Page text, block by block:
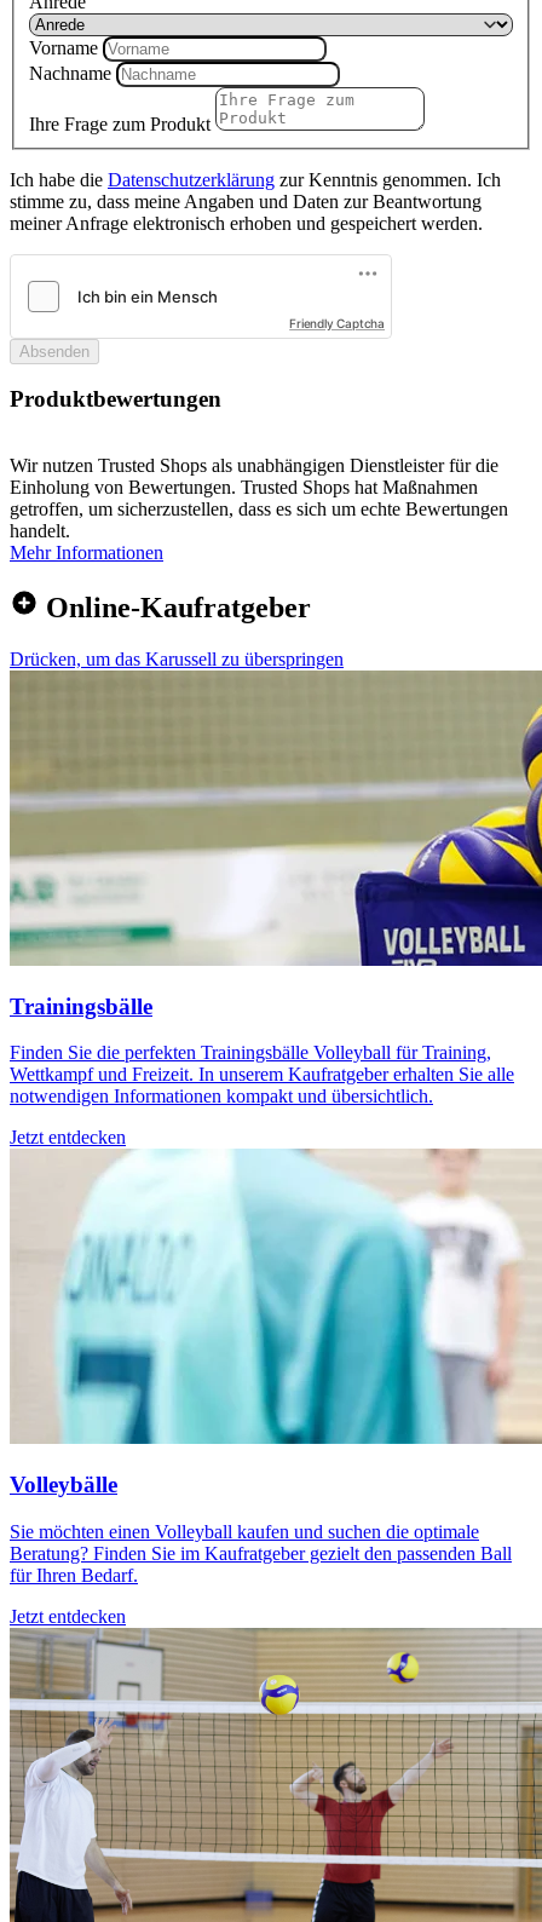
Vorname
Nachname
Ihre Frage zum Produkt
Ich habe die Datenschutzerklärung zur Kenntnis genommen. Ich
stimme zu, dass meine Angaben und Daten zur Beantwortung
meiner Anfrage elektronisch erhoben und gespeichert werden.
Friendly Captcha
Absenden
Produktbewertungen
Wir nutzen Trusted Shops als unabhängigen Dienstleister für die
Einholung von Bewertungen. Trusted Shops hat Maßnahmen
getroffen, um sicherzustellen, dass es sich um echte Bewertungen
handelt.
Mehr Informationen
Online-Kaufratgeber
Drücken, um das Karussell zu überspringen
Trainingsbälle
Finden Sie die perfekten Trainingsbälle Volleyball für Training,
Wettkampf und Freizeit. In unserem Kaufratgeber erhalten Sie alle
notwendigen Informationen kompakt und übersichtlich.
Jetzt entdecken
Volleybälle
Sie möchten einen Volleyball kaufen und suchen die optimale
Beratung? Finden Sie im Kaufratgeber gezielt den passenden Ball
für Ihren Bedarf.
Jetzt entdecken